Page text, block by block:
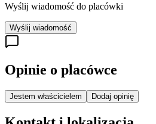
Wyślij wiadomość do placówki
Wyślij wiadomość
Opinie o placówce
Jestem właścicielem Dodaj opinię